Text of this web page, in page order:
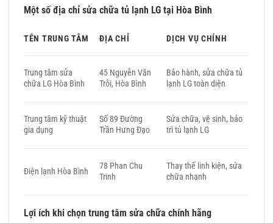
Một số địa chỉ sửa chữa tủ lạnh LG tại Hòa Bình
TÊN TRUNG TÂM ĐỊA CHỈ DỊCH VỤ CHÍNH
Trung tâm sửa
chữa LG Hòa Bình
45 Nguyễn Văn
Trỗi, Hòa Bình
Bảo hành, sửa chữa tủ
lạnh LG toàn diện
Trung tâm kỹ thuật
gia dụng
Số 89 Đường
Trần Hưng Đạo
Sửa chữa, vệ sinh, bảo
trì tủ lạnh LG
Điện lạnh Hòa Bình
78 Phan Chu
Trinh
Thay thế linh kiện, sửa
chữa nhanh
Lợi ích khi chọn trung tâm sửa chữa chính hãng